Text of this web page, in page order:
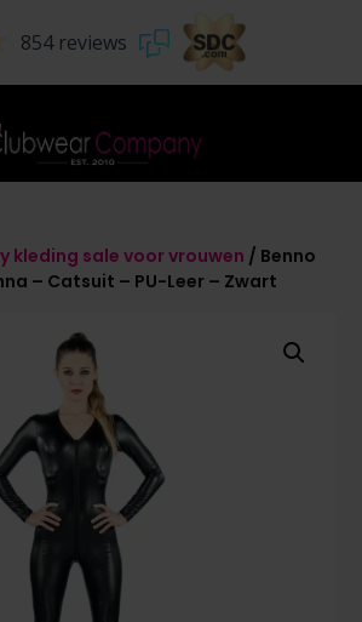
854 reviews
kleding sale voor vrouwen / Benno
– Catsuit – PU-Leer – Zwart